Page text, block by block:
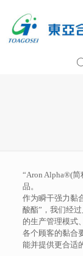
“Aron Alpha®(
品。
作为瞬干强力黏
酸酯”，我们经
的生产管理模式
各个顾客的黏合
能并提供更合适